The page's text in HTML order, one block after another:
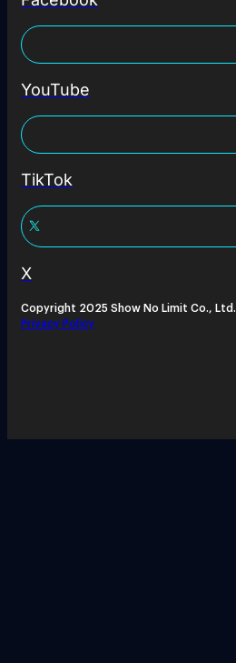
YouTube
TikTok
X
Copyright 2025 Show No Limit Co., Ltd.
Privacy Policy